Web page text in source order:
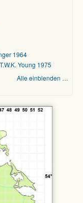
1964
Young 1975
Alle einblenden …